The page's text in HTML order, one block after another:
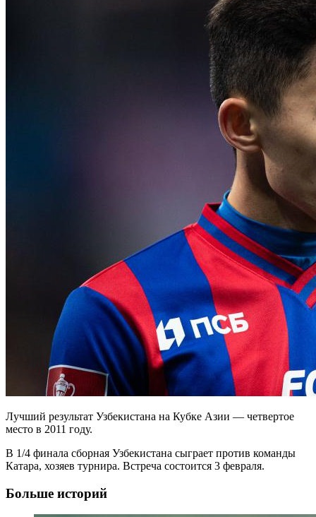
Лучший результат Узбекистана на Кубке Азии — четвертое
место в 2011 году.
В 1/4 финала сборная Узбекистана сыграет против команды
Катара, хозяев турнира. Встреча состоится 3 февраля.
Больше историй